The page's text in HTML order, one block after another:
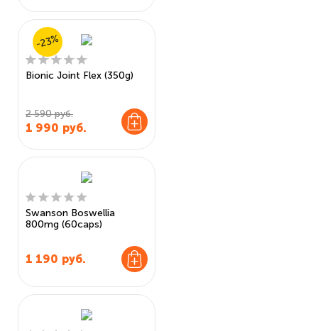
Bionic Joint Flex (350g)
2 590 руб.
1 990 руб.
-23%
Swanson Boswellia
800mg (60caps)
1 190 руб.